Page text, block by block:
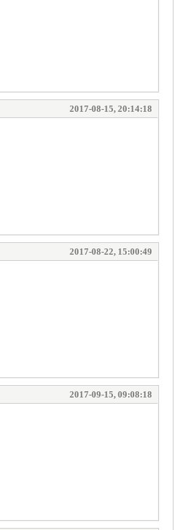
2017-08-15, 20:14:18
2017-08-22, 15:00:49
2017-09-15, 09:08:18